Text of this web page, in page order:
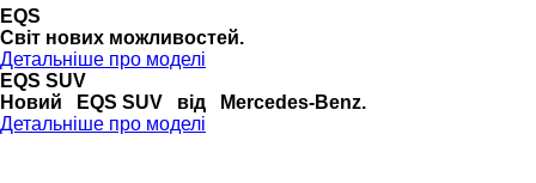
EQS
Cвіт нових можливостей.
Детальніше про моделі
EQS SUV
Новий EQS SUV від Mercedes-Benz.
Детальніше про моделі